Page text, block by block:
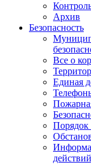
Архив
Безопасность
Все о
Единая
Порядок